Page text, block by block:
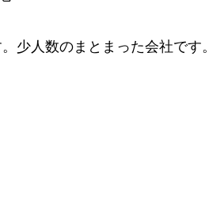
少人数のまとまった会社です。